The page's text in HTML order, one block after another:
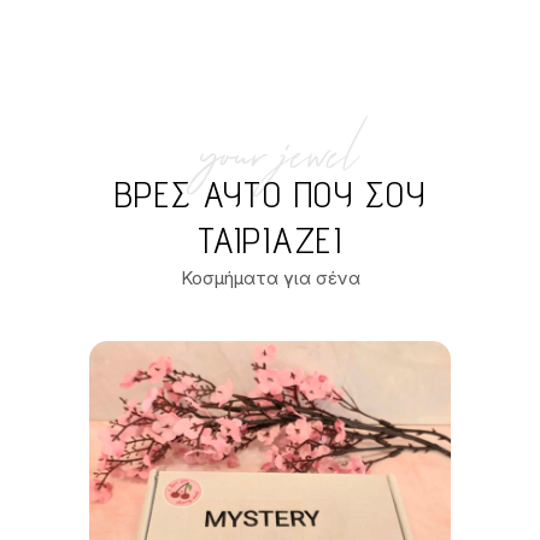
your jewel
ΒΡΕΣ ΑΥΤΌ ΠΟΥ ΣΟΥ
ΤΑΙΡΙΆΖΕΙ
Κοσμήματα για σένα